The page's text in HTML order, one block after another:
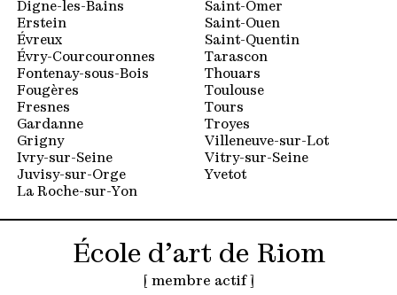
Digne-les-Bains
Erstein
Évreux
Évry-Courcouronnes
Fontenay-sous-Bois
Fougères
Fresnes
Gardanne
Grigny
Ivry-sur-Seine
Juvisy-sur-Orge
La Roche-sur-Yon
Saint-Omer
Saint-Ouen
Saint-Quentin
Tarascon
Thouars
Toulouse
Tours
Troyes
Villeneuve-sur-Lot
Vitry-sur-Seine
Yvetot
École d’art de Riom
[ membre actif ]